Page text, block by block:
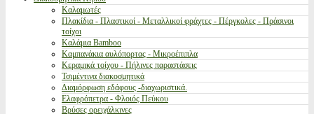
Καλαμωτές
Πλακίδια - Πλαστικοί - Μεταλλικοί φράχτες - Πέργκολες - Πράσινοι
τοίχοι
Καλάμια Bamboo
Καμπανάκια αυλόπορτας - Μικροέπιπλα
Κεραμικά τοίχου - Πήλινες παραστάσεις
Τσιμέντινα διακοσμητικά
Διαμόρφωση εδάφους -διαχωριστικά.
Ελαφρόπετρα - Φλοιός Πεύκου
Βρύσες ορειχάλκινες